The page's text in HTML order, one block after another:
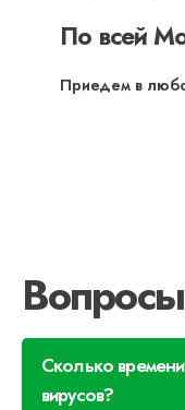
По всей
Приедем в
Сколько
вирусов?